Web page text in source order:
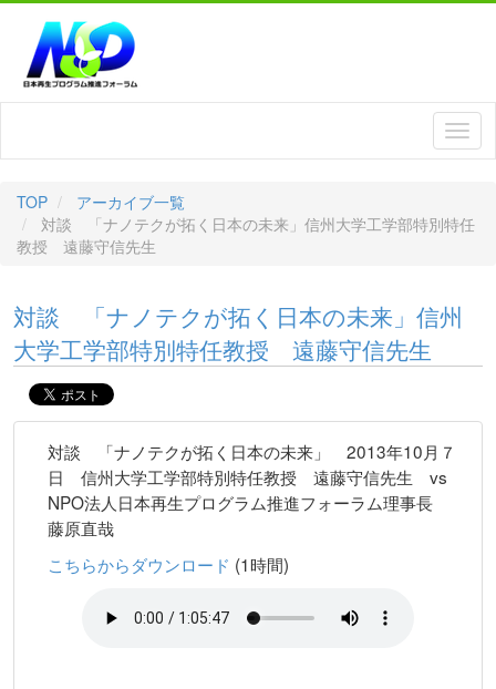
TOP
アーカイブ一覧
対談 「ナノテクが拓く日本の未来」信州大学工学部特別特任
教授 遠藤守信先生
対談 「ナノテクが拓く日本の未来」信州
大学工学部特別特任教授 遠藤守信先生
対談 「ナノテクが拓く日本の未来」 2013年10月７
日 信州大学工学部特別特任教授 遠藤守信先生 vs
NPO法人日本再生プログラム推進フォーラム理事長
藤原直哉
こちらからダウンロード (1時間)